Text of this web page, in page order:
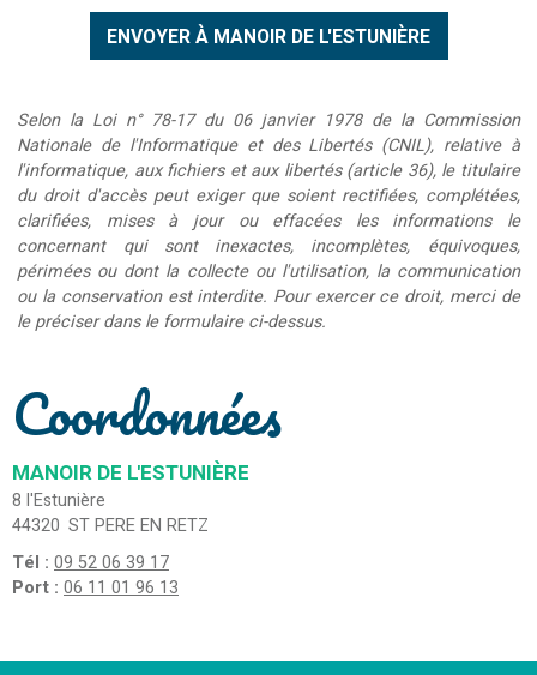
Selon la Loi n° 78-17 du 06 janvier 1978 de la Commission
Nationale de l'Informatique et des Libertés (CNIL), relative à
l'informatique, aux fichiers et aux libertés (article 36), le titulaire
du droit d'accès peut exiger que soient rectifiées, complétées,
clarifiées, mises à jour ou effacées les informations le
concernant qui sont inexactes, incomplètes, équivoques,
périmées ou dont la collecte ou l'utilisation, la communication
ou la conservation est interdite. Pour exercer ce droit, merci de
le préciser dans le formulaire ci-dessus.
Coordonnées
MANOIR DE L'ESTUNIÈRE
8 l'Estunière
44320 ST PERE EN RETZ
Tél : 09 52 06 39 17
Port : 06 11 01 96 13